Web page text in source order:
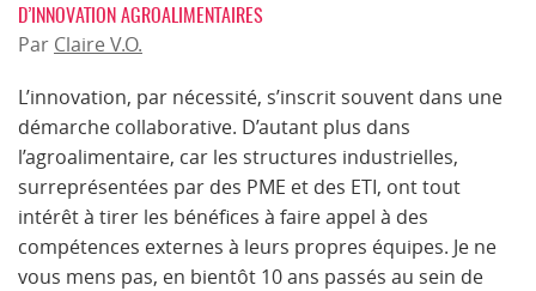
D’INNOVATION AGROALIMENTAIRES
Par Claire V.O.
L’innovation, par nécessité, s’inscrit souvent dans une
démarche collaborative. D’autant plus dans
l’agroalimentaire, car les structures industrielles,
surreprésentées par des PME et des ETI, ont tout
intérêt à tirer les bénéfices à faire appel à des
compétences externes à leurs propres équipes. Je ne
vous mens pas, en bientôt 10 ans passés au sein de